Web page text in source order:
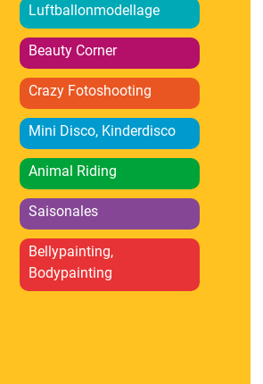
Luftballonmodellage
Beauty Corner
Crazy Fotoshooting
Mini Disco, Kinderdisco
Animal Riding
Saisonales
Bellypainting,
Bodypainting